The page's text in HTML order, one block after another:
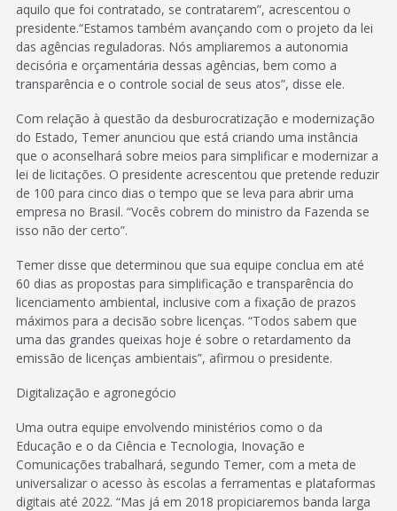
aquilo que foi contratado, se contratarem”, acrescentou o
presidente.“Estamos também avançando com o projeto da lei
das agências reguladoras. Nós ampliaremos a autonomia
decisória e orçamentária dessas agências, bem como a
transparência e o controle social de seus atos”, disse ele.
Com relação à questão da desburocratização e modernização
do Estado, Temer anunciou que está criando uma instância
que o aconselhará sobre meios para simplificar e modernizar a
lei de licitações. O presidente acrescentou que pretende reduzir
de 100 para cinco dias o tempo que se leva para abrir uma
empresa no Brasil. “Vocês cobrem do ministro da Fazenda se
isso não der certo”.
Temer disse que determinou que sua equipe conclua em até
60 dias as propostas para simplificação e transparência do
licenciamento ambiental, inclusive com a fixação de prazos
máximos para a decisão sobre licenças. “Todos sabem que
uma das grandes queixas hoje é sobre o retardamento da
emissão de licenças ambientais”, afirmou o presidente.
Digitalização e agronegócio
Uma outra equipe envolvendo ministérios como o da
Educação e o da Ciência e Tecnologia, Inovação e
Comunicações trabalhará, segundo Temer, com a meta de
universalizar o acesso às escolas a ferramentas e plataformas
digitais até 2022. “Mas já em 2018 propiciaremos banda larga